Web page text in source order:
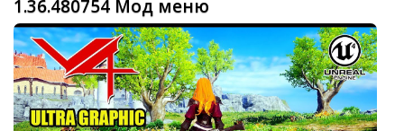
1.36.480754 Мод меню